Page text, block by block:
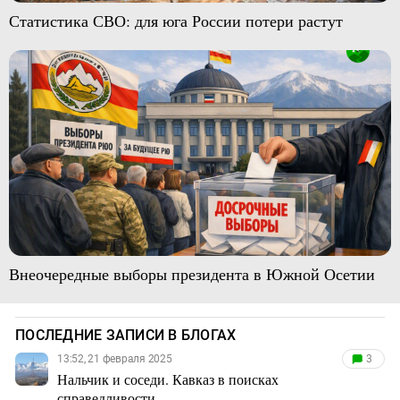
Статистика СВО: для юга России потери растут
Внеочередные выборы президента в Южной Осетии
ПОСЛЕДНИЕ ЗАПИСИ В БЛОГАХ
13:52, 21 февраля 2025
Нальчик и соседи. Кавказ в поисках
3